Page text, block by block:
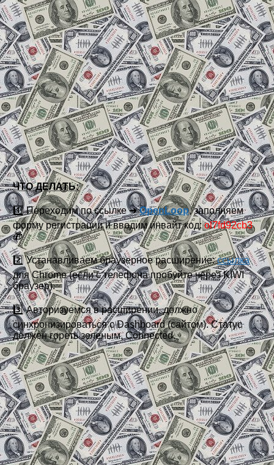
ЧТО ДЕЛАТЬ:
1️⃣ Переходим по ссылке ➜OpenLoop, заполняем
форму регистрации и вводим инвайт код:ol7fd92cb3
🎁
2️⃣ Устанавливаем браузерное расширение:ссылка
для Chrome (если с телефона пробуйте через KIWI
браузер).
3️⃣ Авторизуемся в расширении, должно
синхронизироваться с Dashboard (сайтом). Статус
должен гореть зеленым, Connected.